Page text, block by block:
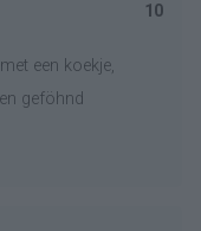
10
een koekje,
geföhnd